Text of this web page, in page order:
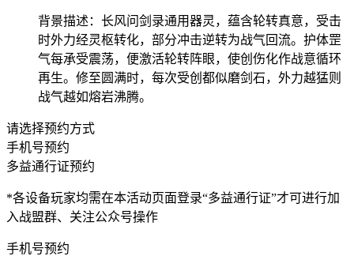
背景描述：长风问剑录通用器灵，蕴含轮转真意，受击
时外力经灵枢转化，部分冲击逆转为战气回流。护体罡
气每承受震荡，便激活轮转阵眼，使创伤化作战意循环
再生。修至圆满时，每次受创都似磨剑石，外力越猛则
战气越如熔岩沸腾。
请选择预约方式
手机号预约
多益通行证预约
*各设备玩家均需在本活动页面登录“多益通行证”才可进行加
入战盟群、关注公众号操作
手机号预约